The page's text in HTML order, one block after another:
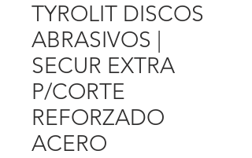
TYROLIT DISCOS
ABRASIVOS |
SECUR EXTRA
P/CORTE
REFORZADO
ACERO